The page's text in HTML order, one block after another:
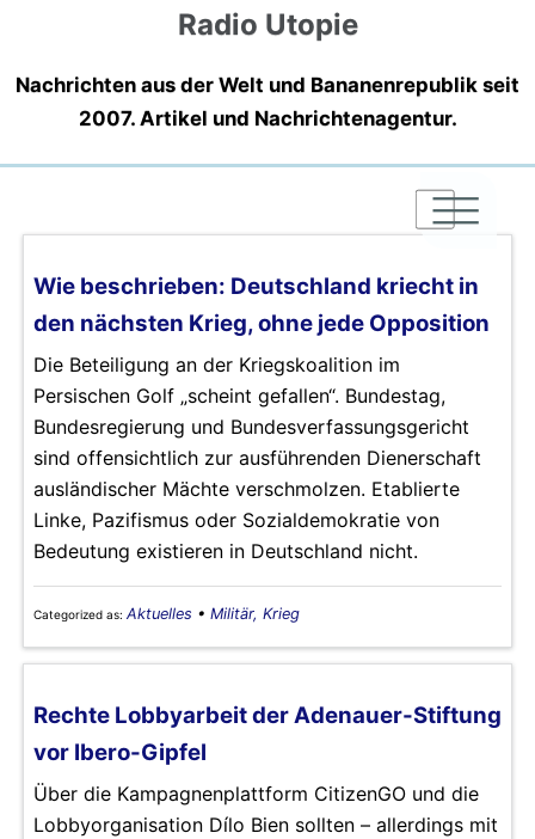
Radio Utopie
Nachrichten aus der Welt und Bananenrepublik seit
2007. Artikel und Nachrichtenagentur.
|
|
|
Wie beschrieben: Deutschland kriecht in
den nächsten Krieg, ohne jede Opposition
Die Beteiligung an der Kriegskoalition im
Persischen Golf „scheint gefallen“. Bundestag,
Bundesregierung und Bundesverfassungsgericht
sind offensichtlich zur ausführenden Dienerschaft
ausländischer Mächte verschmolzen. Etablierte
Linke, Pazifismus oder Sozialdemokratie von
Bedeutung existieren in Deutschland nicht.
Categorized as: Aktuelles • Militär, Krieg
Rechte Lobbyarbeit der Adenauer-Stiftung
vor Ibero-Gipfel
Über die Kampagnenplattform CitizenGO und die
Lobbyorganisation Dílo Bien sollten – allerdings mit